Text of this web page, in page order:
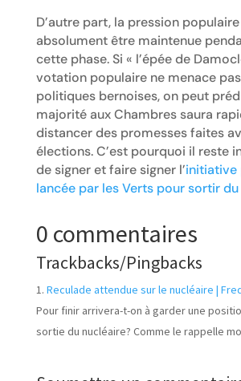
D’autre part, la pression
absolument être maintenue
cette phase. Si « l’épée de
votation populaire ne menace
politiques bernoises, on peut
majorité aux Chambres saura
distancer des promesses faites
élections. C’est pourquoi il reste
de signer et faire signer l’initiative
lancée par les Verts pour sortir
0 commentaires
Trackbacks/Pingbacks
Reculade attendue sur le nucléaire |
Pour finir arrivera-t-on à garder une
sortie du nucléaire? Comme le rappelle